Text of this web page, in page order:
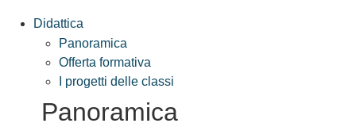
Didattica
Panoramica
Offerta formativa
I progetti delle classi
Panoramica